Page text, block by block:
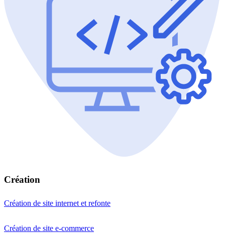
Création
Création de site internet et refonte
Création de site e-commerce